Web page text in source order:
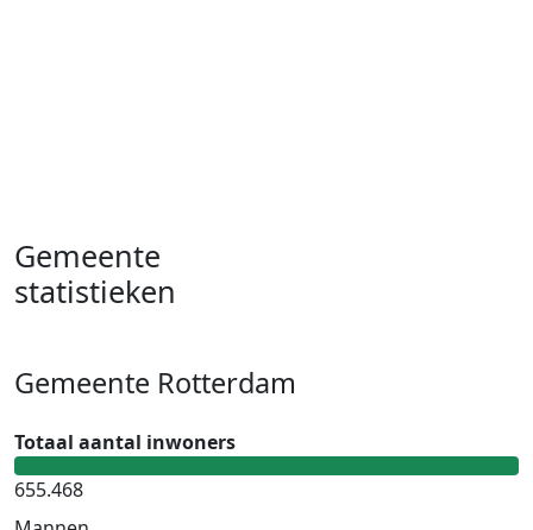
Gemeente
statistieken
Gemeente Rotterdam
Totaal aantal inwoners
655.468